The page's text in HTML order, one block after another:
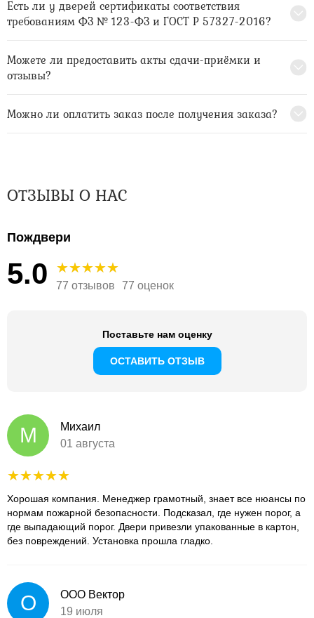
Есть ли у дверей сертификаты соответствия
требованиям ФЗ № 123-ФЗ и ГОСТ Р 57327-2016?
Можете ли предоставить акты сдачи-приёмки и
отзывы?
Можно ли оплатить заказ после получения заказа?
ОТЗЫВЫ О НАС
Пождвери
5.0 77 отзывов 77 оценок
Поставьте нам оценку
ОСТАВИТЬ ОТЗЫВ
М
Михаил
01 августа
Хорошая компания. Менеджер грамотный, знает все нюансы по
нормам пожарной безопасности. Подсказал, где нужен порог, а
где выпадающий порог. Двери привезли упакованные в картон,
без повреждений. Установка прошла гладко.
О
ООО Вектор
19 июля